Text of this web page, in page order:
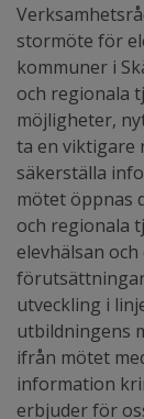
stormöte för
kommuner i
och regionala
möjligheter,
ta en viktigare
säkerställa
mötet öppnas
och regionala
elevhälsan
utveckling i
utbildningens
ifrån mötet
information
erbjuder för